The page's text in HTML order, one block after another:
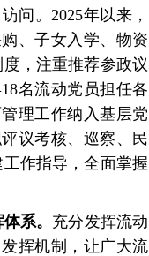
问。2025年以来，
、子女入学、物资
，注重推荐参政议
名流动党员担任各
理工作纳入基层党
议考核、巡察、民
作指导，全面掌握
系。 充分发挥流动
挥机制，让广大流